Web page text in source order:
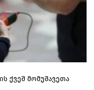
ქვეშ მომუშავეთა